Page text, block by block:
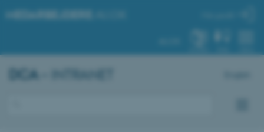
MEDARBEJDERE
DCA – INTRANET